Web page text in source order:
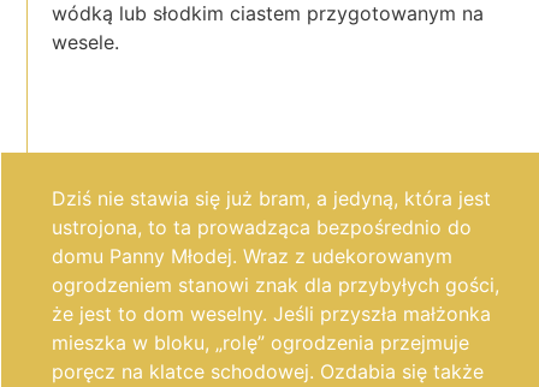
wódką lub słodkim ciastem przygotowanym na
wesele.
Dziś nie stawia się już bram, a jedyną, która jest
ustrojona, to ta prowadząca bezpośrednio do
domu Panny Młodej. Wraz z udekorowanym
ogrodzeniem stanowi znak dla przybyłych gości,
że jest to dom weselny. Jeśli przyszła małżonka
mieszka w bloku, „rolę” ogrodzenia przejmuje
poręcz na klatce schodowej. Ozdabia się także